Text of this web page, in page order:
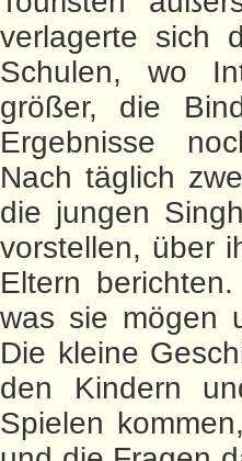
verlagerte sich
Schulen, wo
größer, die
Ergebnisse
Nach täglich
die jungen
vorstellen, über
Eltern
was sie mögen
Die kleine
den Kindern
Spielen